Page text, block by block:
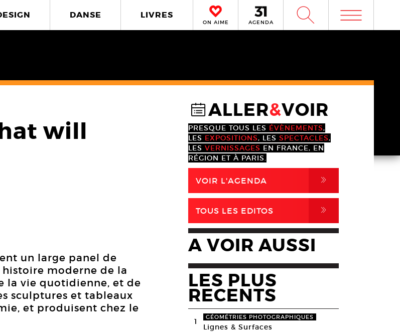
DANSE LIVRES
ON AIME AGENDA W m
will
un large panel de
histoire moderne de la
la vie quotidienne, et de
sculptures et tableaux
et produisent chez le
@ALLER&VOIR
PRESQUE TOUS LES ÉVÈNEMENTS,
LES EXPOSITIONS, LES SPECTACLES,
LES VERNISSAGES EN FRANCE, EN
RÉGION ET À PARIS.
VOIR L'AGENDA ,
TOUS LES EDITOS ,
A VOIR AUSSI
LES PLUS
RECENTS
1 GÉOMÉTRIES PHOTOGRAPHIQUES
Lignes & Surfaces